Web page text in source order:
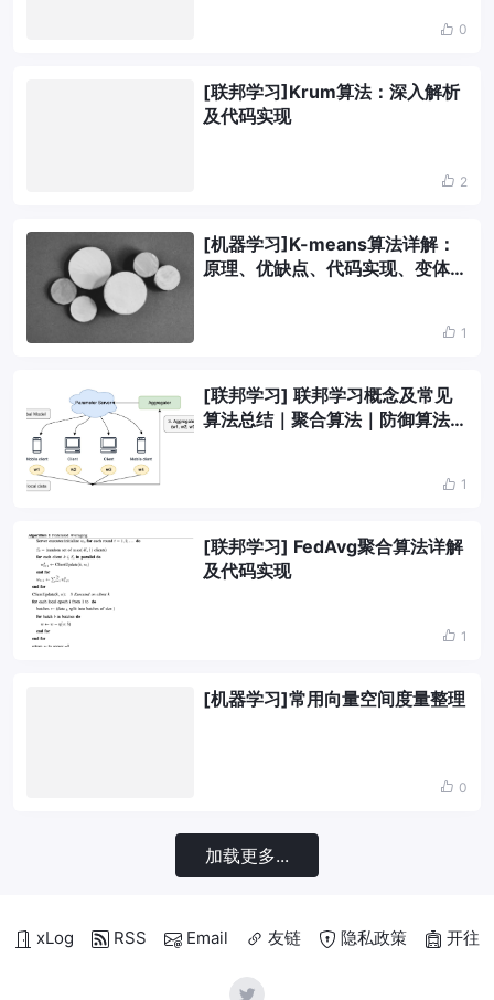
0
[联邦学习]Krum算法：深入解析
及代码实现
2
[机器学习]K-means算法详解：
原理、优缺点、代码实现、变体及
1
[联邦学习] 联邦学习概念及常见
算法总结｜聚合算法｜防御算法｜
1
[联邦学习] FedAvg聚合算法详解
及代码实现
1
[机器学习]常用向量空间度量整理
0
加载更多...
xLog RSS Email 友链 隐私政策 开往